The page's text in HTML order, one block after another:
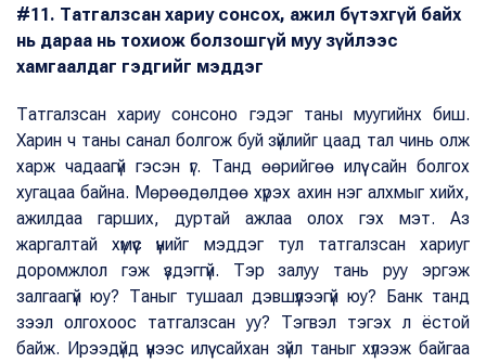
#11. Татгалзсан хариу сонсох, ажил бүтэхгүй байх
нь дараа нь тохиож болзошгүй муу зүйлээс
хамгаалдаг гэдгийг мэддэг
Татгалзсан хариу сонсоно гэдэг таны муугийнх биш.
Харин ч таны санал болгож буй зүйлийг цаад тал чинь олж
харж чадаагүй гэсэн үг. Танд өөрийгөө илүү сайн болгох
хугацаа байна. Мөрөөдөлдөө хүрэх ахин нэг алхмыг хийх,
ажилдаа гарших, дуртай ажлаа олох гэх мэт. Аз
жаргалтай хүмүүс үүнийг мэддэг тул татгалзсан хариуг
доромжлол гэж үздэггүй. Тэр залуу тань руу эргэж
залгаагүй юу? Таныг тушаал дэвшүүлээгүй юу? Банк танд
зээл олгохоос татгалзсан уу? Тэгвэл тэгэх л ёстой
байж. Ирээдүйд үүнээс илүү сайхан зүйл таныг хүлээж байгаа